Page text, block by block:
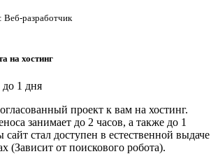
Веб-разработчик
на хостинг
1 дня
проект к вам на хостинг.
занимает до 2 часов, а также до 1
сайт стал доступен в естественной выдаче
(Зависит от поискового робота).